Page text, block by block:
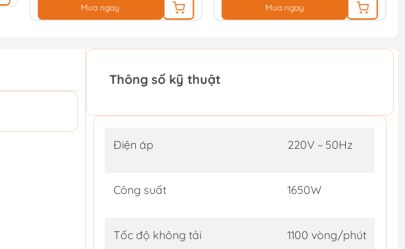
Mua ngay Mua ngay
Thông số kỹ thuật
Điện áp 220V ~ 50Hz
Công suất 1650W
Tốc độ không tải 1100 vòng/phút